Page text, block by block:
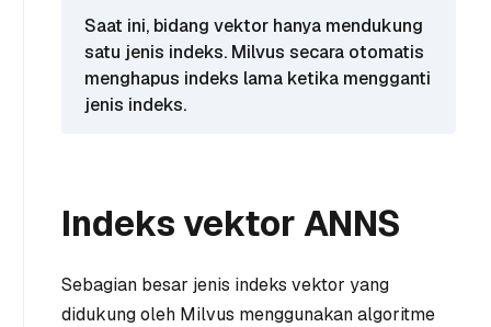
Saat ini, bidang vektor hanya mendukung
satu jenis indeks. Milvus secara otomatis
menghapus indeks lama ketika mengganti
jenis indeks.
Indeks vektor ANNS
Sebagian besar jenis indeks vektor yang
didukung oleh Milvus menggunakan algoritme